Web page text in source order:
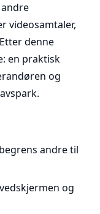
videosamtaler,
denne
en praktisk
og
andre til
og